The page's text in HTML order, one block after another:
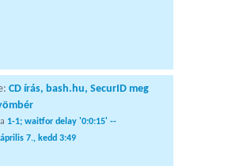
CD írás, bash.hu, SecurID meg
1-1; waitfor delay '0:0:15' --
7., kedd 3:49